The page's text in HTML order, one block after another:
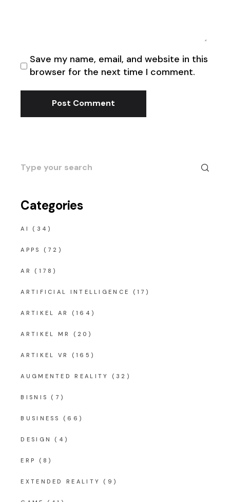
Save my name, email, and website in this
browser for the next time I comment.
Post Comment
Search
for:
Categories
AI (34)
APPS (72)
AR (178)
ARTIFICIAL INTELLIGENCE (17)
ARTIKEL AR (164)
ARTIKEL MR (20)
ARTIKEL VR (165)
AUGMENTED REALITY (32)
BISNIS (7)
BUSINESS (66)
DESIGN (4)
ERP (8)
EXTENDED REALITY (9)